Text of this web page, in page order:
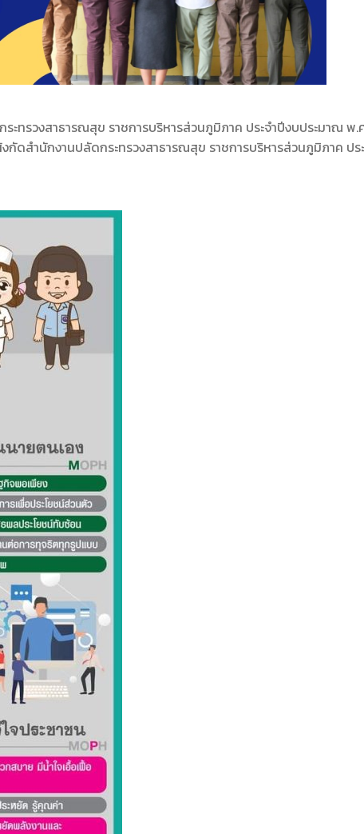
ทรวงสาธารณสุข ราชการบริหารส่วนภูมิภาค ประจำปีงบประมาณ พ.
สำนักงานปลัดกระทรวงสาธารณสุข ราชการบริหารส่วนภูมิภาค ป